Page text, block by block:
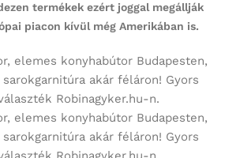
termékek ezért joggal megállják
piacon kívül még Amerikában is.